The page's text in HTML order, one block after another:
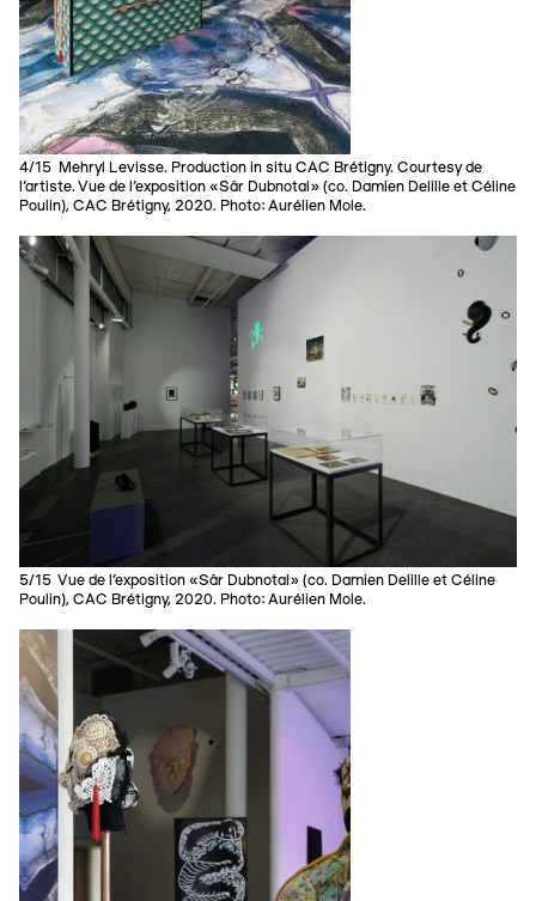
4/15 Mehryl Levisse. Production in situ CAC Brétigny. Courtesy de
l'artiste. Vue de l’exposition «Sâr Dubnotal» (co. Damien Delille et Céline
Poulin), CAC Brétigny, 2020. Photo: Aurélien Mole.
5/15 Vue de l’exposition «Sâr Dubnotal» (co. Damien Delille et Céline
Poulin), CAC Brétigny, 2020. Photo: Aurélien Mole.